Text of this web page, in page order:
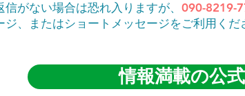
がない場合は恐れ入りますが、 090-8219-
、またはショートメッセージをご利用くだ
情報満載の公